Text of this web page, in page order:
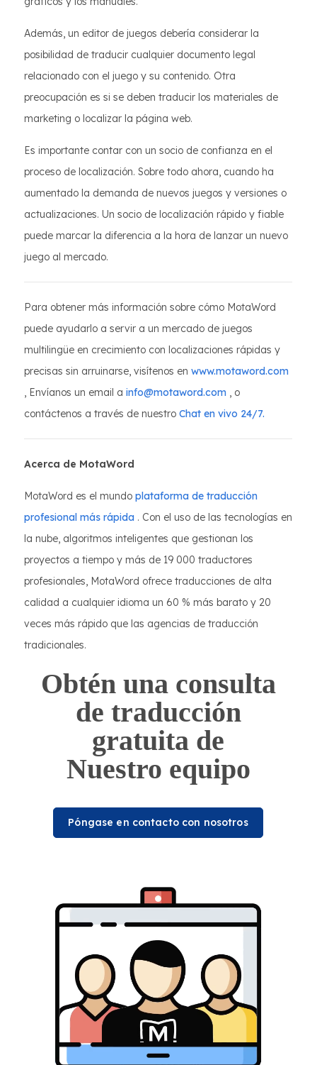
Además, un editor de juegos debería considerar la
posibilidad de traducir cualquier documento legal
relacionado con el juego y su contenido. Otra
preocupación es si se deben traducir los materiales de
marketing o localizar la página web.
Es importante contar con un socio de confianza en el
proceso de localización. Sobre todo ahora, cuando ha
aumentado la demanda de nuevos juegos y versiones o
actualizaciones. Un socio de localización rápido y fiable
puede marcar la diferencia a la hora de lanzar un nuevo
juego al mercado.
Para obtener más información sobre cómo MotaWord
puede ayudarlo a servir a un mercado de juegos
multilingüe en crecimiento con localizaciones rápidas y
precisas sin arruinarse, visítenos en www.motaword.com
, Envíanos un email a info@motaword.com , o
contáctenos a través de nuestro Chat en vivo 24/7.
Acerca de MotaWord
MotaWord es el mundo plataforma de traducción
profesional más rápida . Con el uso de las tecnologías en
la nube, algoritmos inteligentes que gestionan los
proyectos a tiempo y más de 19 000 traductores
profesionales, MotaWord ofrece traducciones de alta
calidad a cualquier idioma un 60 % más barato y 20
veces más rápido que las agencias de traducción
tradicionales.
Obtén una consulta
de traducción
gratuita de
Nuestro equipo
Póngase en contacto con nosotros